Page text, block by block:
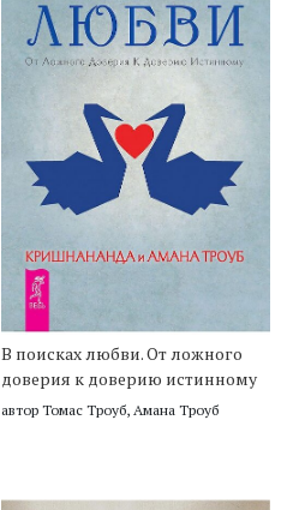
В поисках любви. От ложного
доверия к доверию истинному
автор Томас Троуб, Амана Троуб